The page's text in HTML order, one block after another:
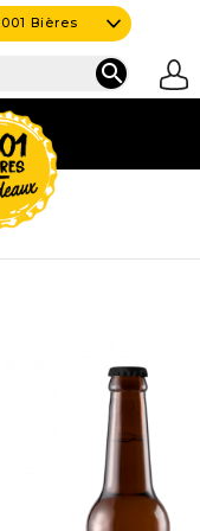
Bières


Nouveautés
Nos Bières